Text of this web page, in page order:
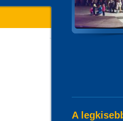
A